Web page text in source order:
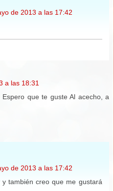
de 2013 a las 17:42
a las 18:31
que te guste Al acecho, a
de 2013 a las 17:42
también creo que me gustará